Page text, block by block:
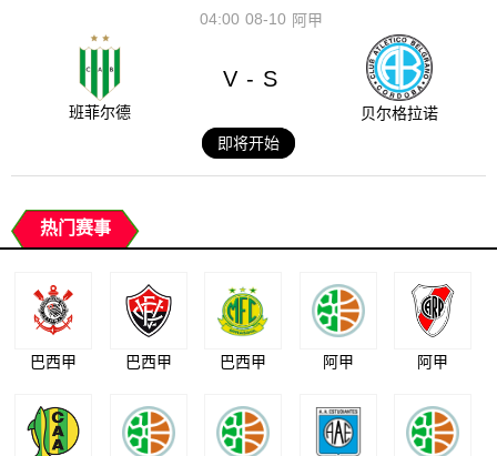
08-10
04:00 阿甲
班菲尔德
V - S
贝尔格拉诺
即将开始
热门赛事
巴西甲 巴西甲 巴西甲 阿甲 阿甲